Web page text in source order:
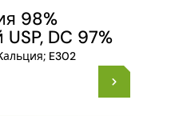
98%
DC 97%
E302